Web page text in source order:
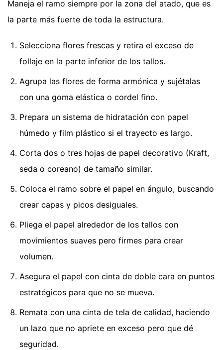
Maneja el ramo siempre por la zona del atado, que es
la parte más fuerte de toda la estructura.
Selecciona flores frescas y retira el exceso de
follaje en la parte inferior de los tallos.
Agrupa las flores de forma armónica y sujétalas
con una goma elástica o cordel fino.
Prepara un sistema de hidratación con papel
húmedo y film plástico si el trayecto es largo.
Corta dos o tres hojas de papel decorativo (Kraft,
seda o coreano) de tamaño similar.
Coloca el ramo sobre el papel en ángulo, buscando
crear capas y picos desiguales.
Pliega el papel alrededor de los tallos con
movimientos suaves pero firmes para crear
volumen.
Asegura el papel con cinta de doble cara en puntos
estratégicos para que no se mueva.
Remata con una cinta de tela de calidad, haciendo
un lazo que no apriete en exceso pero que dé
seguridad.